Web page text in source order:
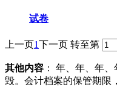
试卷
上一页1下一页 转至第
其他内容 ： 年、年、年
毁。会计档案的保管期限